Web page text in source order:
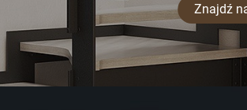
Znajdź